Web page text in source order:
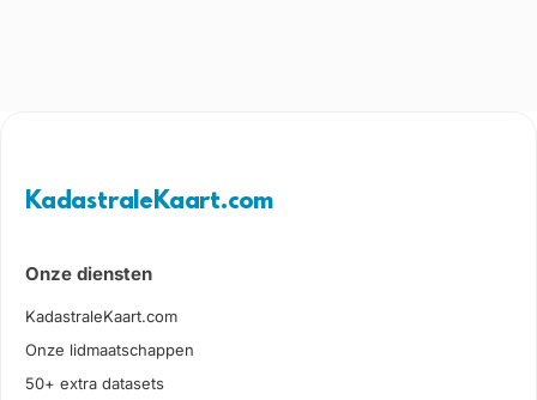
KadastraleKaart.com
Onze diensten
KadastraleKaart.com
Onze lidmaatschappen
50+ extra datasets